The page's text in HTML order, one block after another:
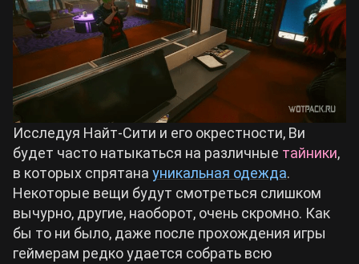
Исследуя Найт-Сити и его окрестности, Ви
будет часто натыкаться на различные тайники,
в которых спрятана уникальная одежда.
Некоторые вещи будут смотреться слишком
вычурно, другие, наоборот, очень скромно. Как
бы то ни было, даже после прохождения игры
геймерам редко удается собрать всю